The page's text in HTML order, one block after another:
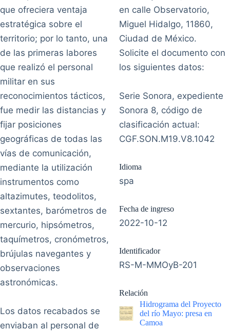
que ofreciera ventaja
estratégica sobre el
territorio; por lo tanto, una
de las primeras labores
que realizó el personal
militar en sus
reconocimientos tácticos,
fue medir las distancias y
fijar posiciones
geográficas de todas las
vías de comunicación,
mediante la utilización
instrumentos como
altazimutes, teodolitos,
sextantes, barómetros de
mercurio, hipsómetros,
taquímetros, cronómetros,
brújulas navegantes y
observaciones
astronómicas.
Los datos recabados se
enviaban al personal de
en calle Observatorio,
Miguel Hidalgo, 11860,
Ciudad de México.
Solicite el documento con
los siguientes datos:
Serie Sonora, expediente
Sonora 8, código de
clasificación actual:
CGF.SON.M19.V8.1042
Idioma
spa
Fecha de ingreso
2022-10-12
Identificador
RS-M-MMOyB-201
Relación
Hidrograma del Proyecto
del río Mayo: presa en
Camoa